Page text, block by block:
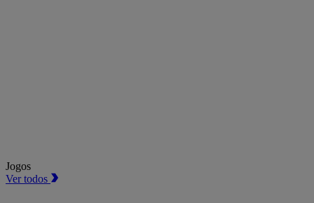
Jogos
Ver todos